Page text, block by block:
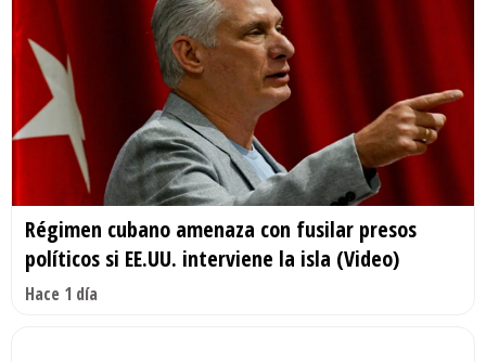
Régimen cubano amenaza con fusilar presos
políticos si EE.UU. interviene la isla (Video)
Hace 1 día